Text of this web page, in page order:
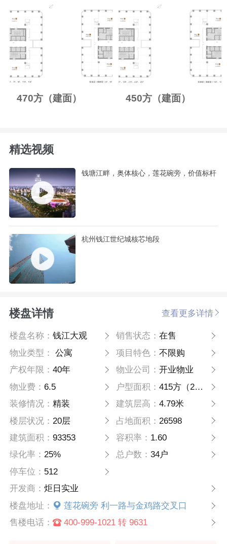
470方（建面） 450方（建面）
精选视频
钱塘江畔，奥体核心，莲花碗旁，价值标杆
杭州钱江世纪城核芯地段
楼盘详情 查看更多详情
楼盘名称：钱江大观 销售状态： 在售
物业类型：
公寓 项目特色： 不限购
产权年限：40年 物业公司： 开业物业
物业费：6.5 户型面积： 415方（2梯1户）
装修情况：精装 建筑层高： 4.79米
楼层状况： 20层 占地面积： 26598
建筑面积：93353 容积率： 1.60
绿化率：25% 总户数： 34户
停车位： 512
开发商：炬日实业
楼盘地址：
莲花碗旁 利一路与金鸡路交叉口
售楼电话：
400-999-1021 转 9631